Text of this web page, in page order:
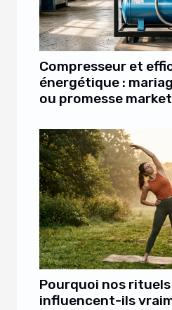
Compresseur et
énergétique :
ou promesse
Pourquoi nos
influencent-ils